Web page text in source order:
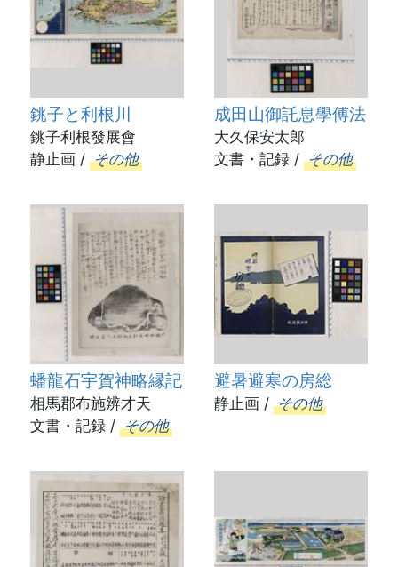
銚子と利根川
銚子利根發展會
静止画 / その他
成田山御託息學傅法
大久保安太郎
文書・記録 / その他
蟠龍石宇賀神略縁記
相馬郡布施辨才天
文書・記録 / その他
避暑避寒の房総
静止画 / その他